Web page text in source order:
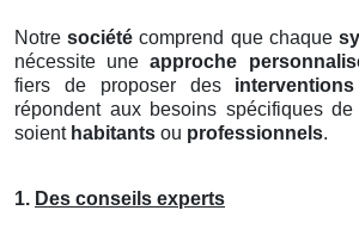
Notresociété comprend que chaque
nécessite uneapproche
fiers de proposer des
répondent aux besoins spécifiques
soient habitants ou professionnels.
1. Des conseils experts